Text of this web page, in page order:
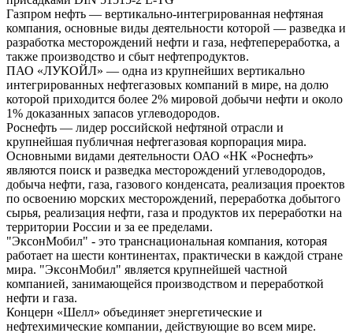
Газпром нефть — вертикально-интегрированная нефтяная
компания, основные виды деятельности которой — разведка и
разработка месторождений нефти и газа, нефтепереработка, а
также производство и сбыт нефтепродуктов.
ПАО «ЛУКОЙЛ» — одна из крупнейших вертикально
интегрированных нефтегазовых компаний в мире, на долю
которой приходится более 2% мировой добычи нефти и около
1% доказанных запасов углеводородов.
Роснефть — лидер российской нефтяной отрасли и
крупнейшая публичная нефтегазовая корпорация мира.
Основными видами деятельности ОАО «НК «Роснефть»
являются поиск и разведка месторождений углеводородов,
добыча нефти, газа, газового конденсата, реализация проектов
по освоению морских месторождений, переработка добытого
сырья, реализация нефти, газа и продуктов их переработки на
территории России и за ее пределами.
"ЭксонМобил" - это транснациональная компания, которая
работает на шести континентах, практически в каждой стране
мира. "ЭксонМобил" является крупнейшей частной
компанией, занимающейся производством и переработкой
нефти и газа.
Концерн «Шелл» объединяет энергетические и
нефтехимические компании, действующие во всем мире.